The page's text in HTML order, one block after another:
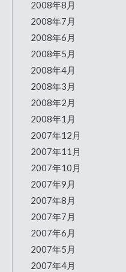
2008年8月
2008年7月
2008年6月
2008年5月
2008年4月
2008年3月
2008年2月
2008年1月
2007年12月
2007年11月
2007年10月
2007年9月
2007年8月
2007年7月
2007年6月
2007年5月
2007年4月